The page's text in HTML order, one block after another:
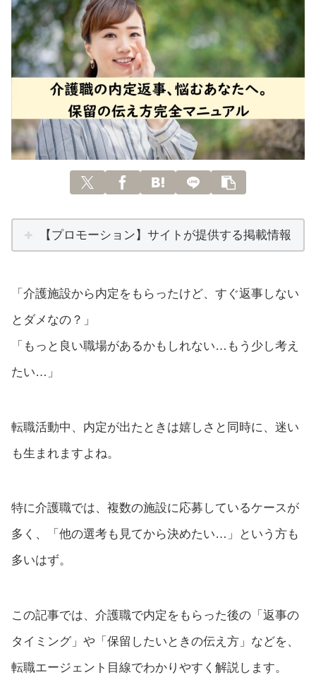
【プロモーション】サイトが提供する掲載情報
「介護施設から内定をもらったけど、すぐ返事しない
とダメなの？」
「もっと良い職場があるかもしれない…もう少し考え
たい…」
転職活動中、内定が出たときは嬉しさと同時に、迷い
も生まれますよね。
特に介護職では、複数の施設に応募しているケースが
多く、「他の選考も見てから決めたい…」という方も
多いはず。
この記事では、介護職で内定をもらった後の「返事の
タイミング」や「保留したいときの伝え方」などを、
転職エージェント目線でわかりやすく解説します。